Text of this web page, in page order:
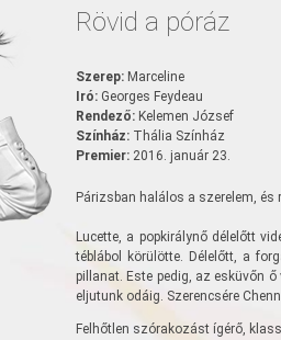
Rövid a póráz
Szerep: Marceline
Iró: Georges Feydeau
Rendező: Kelemen József
Színház: Thália Színház
Premier: 2016. január 23.
Párizsban halálos a szerelem, és
Lucette, a popkirálynő délelőtt
téblábol körülötte. Délelőtt, a
pillanat. Este pedig, az esküvőn
eljutunk odáig. Szerencsére
Felhőtlen szórakozást ígérő,